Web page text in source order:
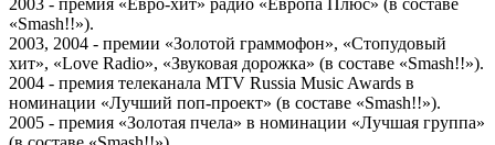
«Smash!!»).
2003, 2004 - премии «Золотой граммофон», «Стопудовый
хит», «Love Radio», «Звуковая дорожка» (в составе «Smash!!»).
2004 - премия телеканала MTV Russia Music Awards в
номинации «Лучший поп-проект» (в составе «Smash!!»).
2005 - премия «Золотая пчела» в номинации «Лучшая группа»